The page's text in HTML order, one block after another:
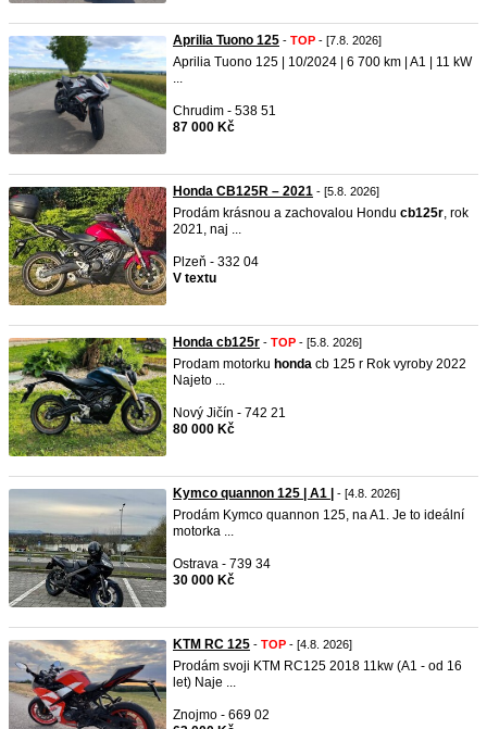
Aprilia Tuono 125 - TOP - [7.8. 2026]
Aprilia Tuono 125 | 10/2024 | 6 700 km | A1 | 11 kW
...
Chrudim - 538 51
87 000 Kč
Honda CB125R – 2021 - [5.8. 2026]
Prodám krásnou a zachovalou Hondu cb125r, rok
2021, naj ...
Plzeň - 332 04
V textu
Honda cb125r - TOP - [5.8. 2026]
Prodam motorku honda cb 125 r Rok vyroby 2022
Najeto ...
Nový Jičín - 742 21
80 000 Kč
Kymco quannon 125 | A1 | - [4.8. 2026]
Prodám Kymco quannon 125, na A1. Je to ideální
motorka ...
Ostrava - 739 34
30 000 Kč
KTM RC 125 - TOP - [4.8. 2026]
Prodám svoji KTM RC125 2018 11kw (A1 - od 16
let) Naje ...
Znojmo - 669 02